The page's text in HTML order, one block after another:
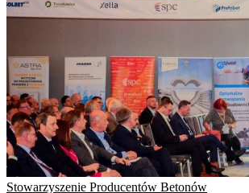
Stowarzyszenie Producentów Betonów